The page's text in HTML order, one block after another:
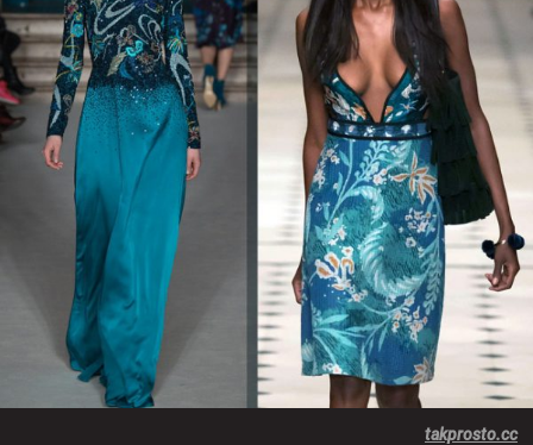
takprosto.cc